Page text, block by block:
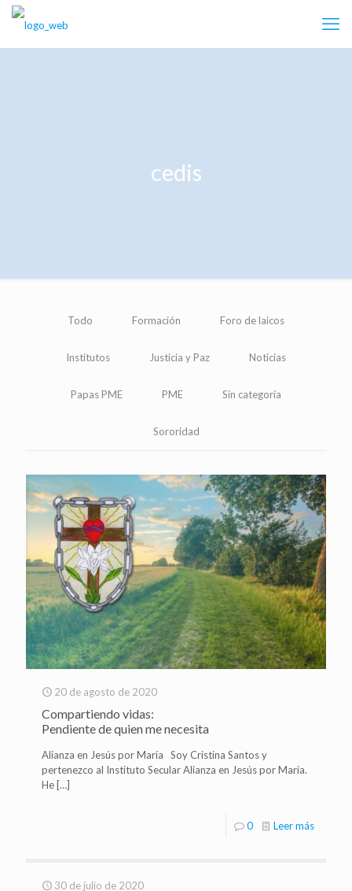
cedis
Todo Formación Foro de laicos
Institutos Justicia y Paz Noticias
Papas PME PME Sin categoría
Sororidad
20 de agosto de 2020
Compartiendo vidas:
Pendiente de quien me necesita
Alianza en Jesús por María Soy Cristina Santos y
pertenezco al Instituto Secular Alianza en Jesús por María.
He […]
0 Leer más
30 de julio de 2020